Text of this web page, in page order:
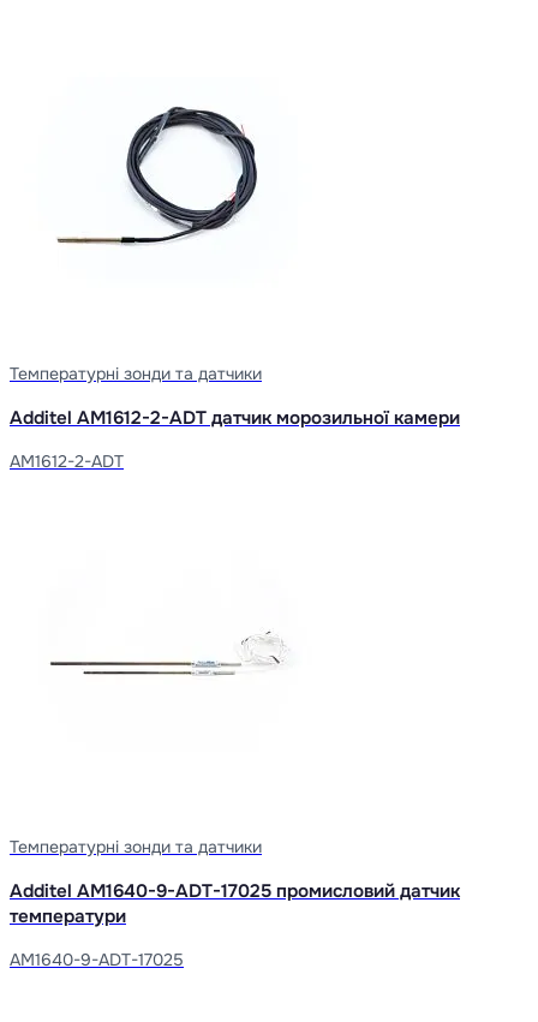
Температурні зонди та датчики
Additel AM1612-2-ADT датчик морозильної камери
AM1612-2-ADT
Температурні зонди та датчики
Additel AM1640-9-ADT-17025 промисловий датчик
температури
AM1640-9-ADT-17025